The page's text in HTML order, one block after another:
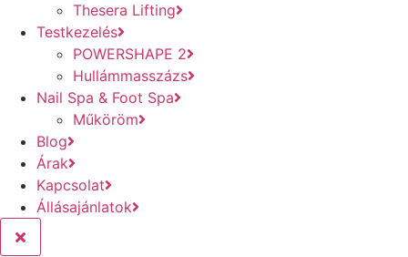
Thesera Lifting
Testkezelés
POWERSHAPE 2
Hullámmasszázs
Nail Spa & Foot Spa
Műköröm
Blog
Árak
Kapcsolat
Állásajánlatok